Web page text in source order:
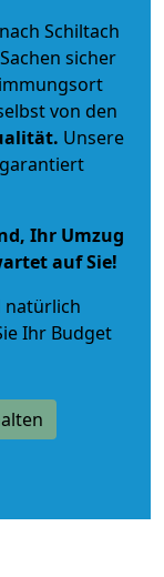
Schiltach
sicher
von den
. Unsere
Ihr Umzug
auf Sie!
natürlich
Ihr Budget